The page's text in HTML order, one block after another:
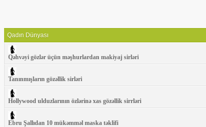
Qadın Dünyası
Qəhvəyi gözlər üçün məşhurlardan makiyaj sirləri
Tanınmışların gözəllik sirləri
Hollywood ulduzlarının özlərinə xas gözəllik sirrləri
Ebru Şallıdan 10 mükəmməl maska təklifi